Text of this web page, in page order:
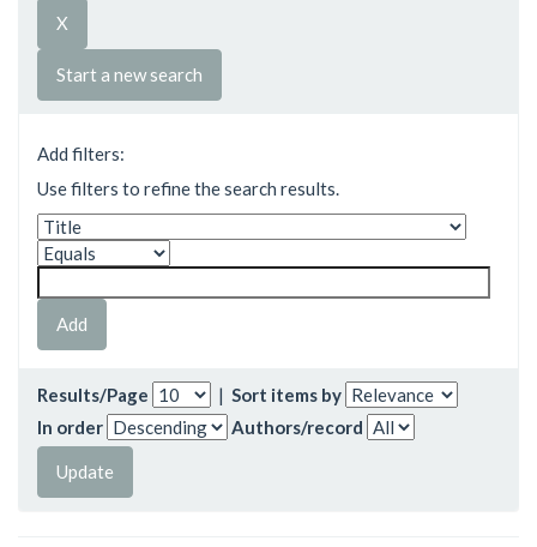
Start a new search
Add filters:
Use filters to refine the search results.
Results/Page | Sort items by
In order
Authors/record